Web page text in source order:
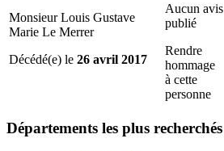
Monsieur Louis Gustave
Marie Le Merrer
Décédé(e) le 26 avril 2017
Aucun avis
publié
Rendre
hommage
à cette
personne
Départements les plus recherchés